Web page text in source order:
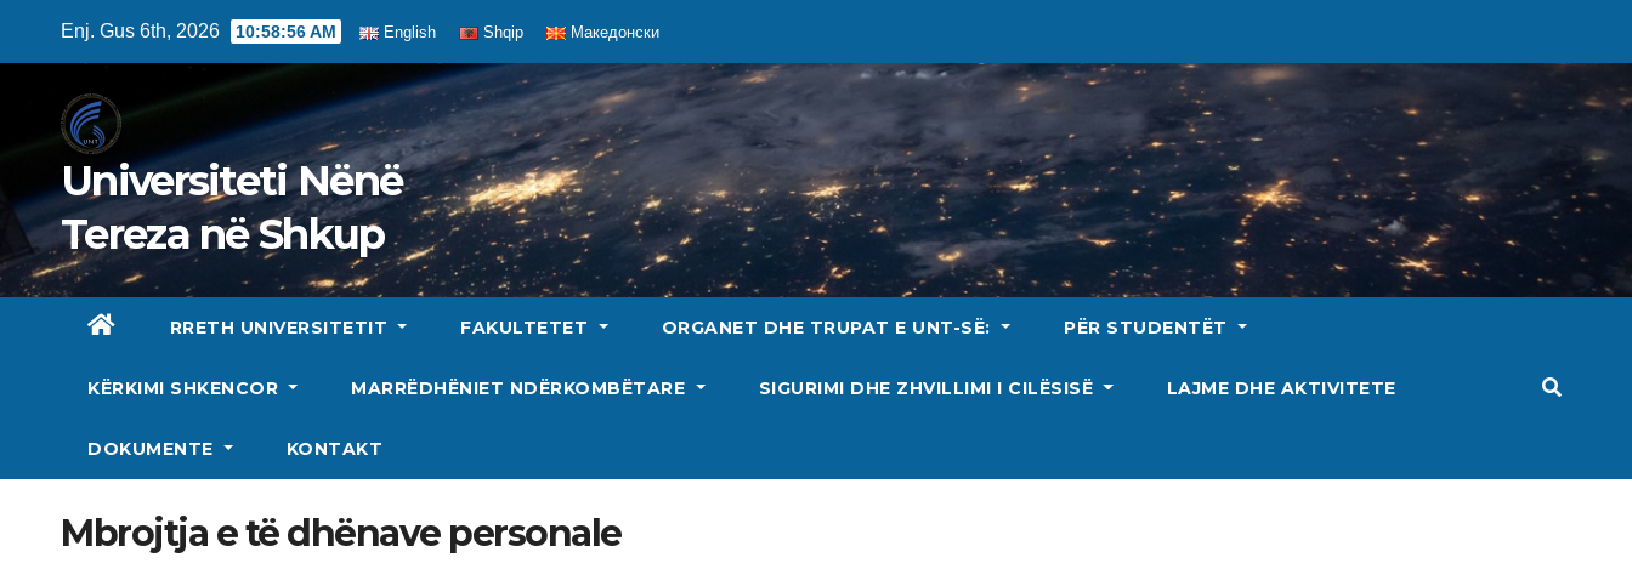
Enj. Gus 6th, 2026 10:58:57 AM English Shqip Македонски
Universiteti Nënë
Tereza në Shkup
RRETH UNIVERSITETIT FAKULTETET ORGANET DHE TRUPAT E UNT-SË: PËR STUDENTËT
KËRKIMI SHKENCOR MARRËDHËNIET NDËRKOMBËTARE SIGURIMI DHE ZHVILLIMI I CILËSISË LAJME DHE AKTIVITETE
DOKUMENTE KONTAKT
Mbrojtja e të dhënave personale